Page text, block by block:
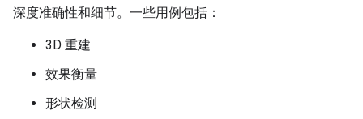
深度准确性和细节。一些用例包括：
3D 重建
效果衡量
形状检测